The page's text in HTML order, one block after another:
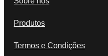
Produtos
Termos e Condições